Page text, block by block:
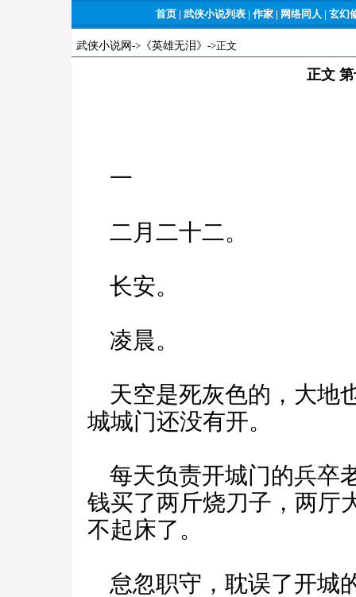
首页 | 武侠小说列表 | 作家 | 网络同人 | 玄幻
武侠小说网 -> 《英雄无泪》 ->正文
正文
一
二月二十二。
长安。
凌晨。
天空是死灰色的，大地
城城门还没有开。
每天负责开城门的兵卒
钱买了两斤烧刀子，两厅
不起床了。
怠忽职守，耽误了开城